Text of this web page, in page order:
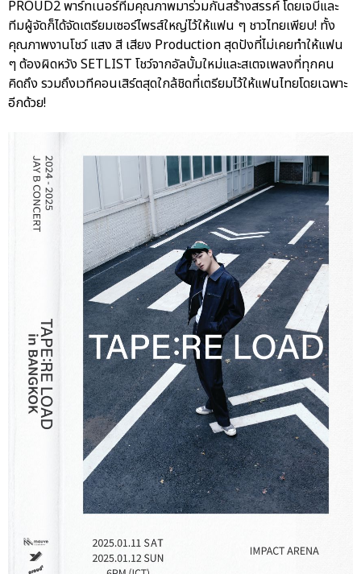
PROUD2 พาร์ทเนอร์ทีมคุณภาพมาร่วมกันสร้างสรรค์ โดยเจบีและ
ทีมผู้จัดก็ได้จัดเตรียมเซอร์ไพรส์ใหญ่ไว้ให้แฟน ๆ ชาวไทยเพียบ! ทั้ง
คุณภาพงานโชว์ แสง สี เสียง Production สุดปังที่ไม่เคยทำให้แฟน
ๆ ต้องผิดหวัง SETLIST โชว์จากอัลบั้มใหม่และสเตจเพลงที่ทุกคน
คิดถึง รวมถึงเวทีคอนเสิร์ตสุดใกล้ชิดที่เตรียมไว้ให้แฟนไทยโดยเฉพาะ
อีกด้วย!